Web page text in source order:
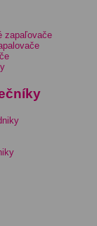
zapaľovače